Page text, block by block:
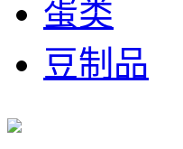
蛋类
豆制品